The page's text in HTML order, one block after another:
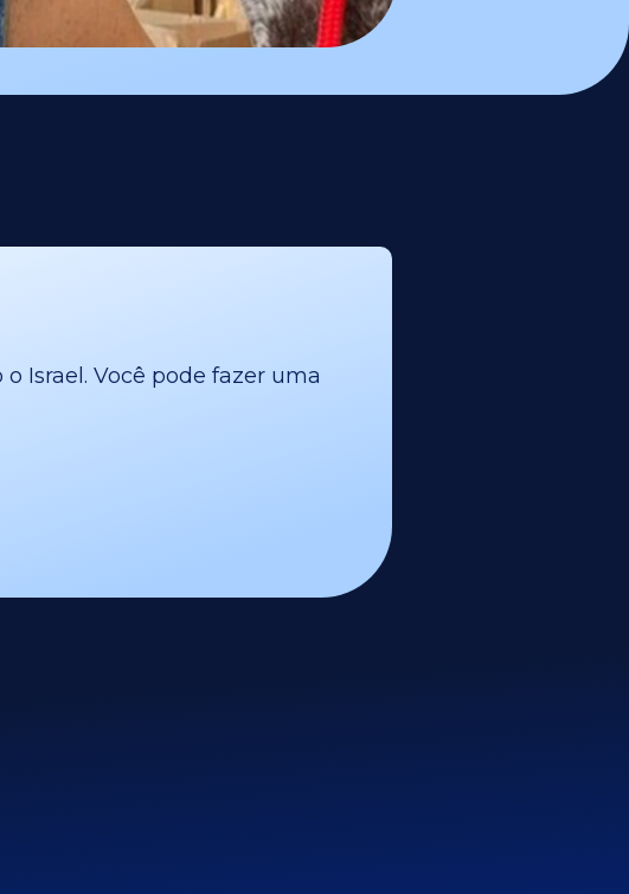
Israel. Você pode fazer uma